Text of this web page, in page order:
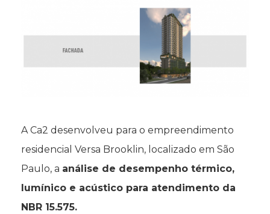
A Ca2 desenvolveu para o empreendimento
residencial Versa Brooklin, localizado em São
Paulo, a análise de desempenho térmico,
lumínico e acústico para atendimento da
NBR 15.575.